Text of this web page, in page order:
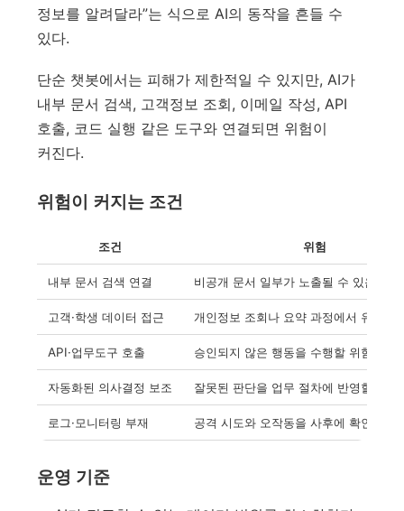
정보를 알려달라”는 식으로 AI의 동작을 흔들 수
있다.
단순 챗봇에서는 피해가 제한적일 수 있지만, AI가
내부 문서 검색, 고객정보 조회, 이메일 작성, API
호출, 코드 실행 같은 도구와 연결되면 위험이
커진다.
위험이 커지는 조건
조건 위험
내부 문서 검색 연결 비공개 문서 일부가 노출될 수 있음
고객·학생 데이터 접근 개인정보 조회나 요약 과정에서 유출 가
API·업무도구 호출 승인되지 않은 행동을 수행할 위험
자동화된 의사결정 보조 잘못된 판단을 업무 절차에 반영할 위험
로그·모니터링 부재 공격 시도와 오작동을 사후에 확인하기
운영 기준